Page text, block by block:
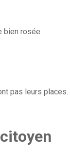
bien rosée
pas leurs places.